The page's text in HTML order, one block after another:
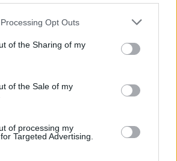
website/app uses one or more Google
or usage behaviour. You may click to
to Google and its third-party tags to
specified purposes in below Google
Opt Outs
of the Sharing of my
of the Sale of my
of processing my
Targeted Advertising.
az idegrendszert
melegvizes zuhany is ugyanígy
van, minél többet legyünk
van jól öltözz fel
van, kezdd a napod